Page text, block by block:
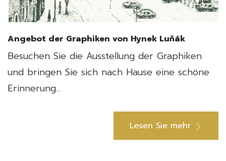
Angebot der Graphiken von Hynek Luňák
Besuchen Sie die Ausstellung der Graphiken
und bringen Sie sich nach Hause eine schöne
Erinnerung...
Lesen Sie mehr